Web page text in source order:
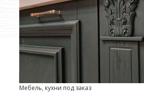
Мебель, кухни под заказ